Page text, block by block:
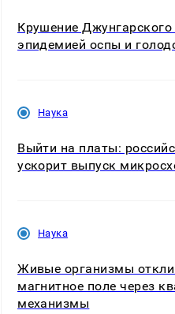
Крушение Джунгарского
эпидемией оспы и
Наука
Выйти на платы:
ускорит выпуск
Наука
Живые организмы
магнитное поле через
механизмы